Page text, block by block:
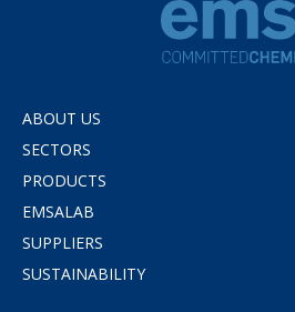
ABOUT US
SECTORS
PRODUCTS
EMSALAB
SUPPLIERS
SUSTAINABILITY